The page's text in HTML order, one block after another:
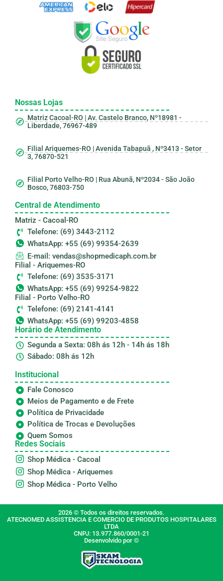
Nossas Lojas
Matriz Cacoal-RO | Av. Castelo Branco, Nº18981 -
Liberdade, 76967-489
Filial Ariquemes-RO | Avenida Tabapuã , Nº3413 - Setor
3, 76870-521
Filial Porto Velho-RO | Rua Abunã, Nº2034 - São João
Bosco, 76803-750
Central de Atendimento
Matriz - Cacoal-RO
Telefone: (69) 3443-2112
WhatsApp: +55 (69) 99354-2639
E-mail: vendas@shopmedicaph.com.br
Filial - Ariquemes-RO
Telefone: (69) 3535-3171
WhatsApp: +55 (69) 99254-9822
Filial - Porto Velho-RO
Telefone: (69) 2141-4141
WhatsApp: +55 (69) 99203-4858
Horário de Atendimento
Segunda a Sexta: 08h ás 12h - 14h ás 18h
Sábado: 08h ás 12h
Institucional
Fale Conosco
Meios de Pagamento e de Frete
Política de Privacidade
Política de Trocas e Devoluções
Quem Somos
Redes Sociais
Shop Médica - Cacoal
Shop Médica - Ariquemes
Shop Médica - Porto Velho
2026 © Todos os direitos reservados.
ATECNOMED ASSISTENCIA E COMERCIO DE PRODUTOS HOSPITALARES
LTDA
CNPJ: 13.977.860/0001-21
Desenvolvido por ©